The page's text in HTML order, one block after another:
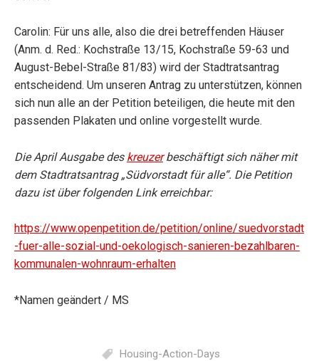
Carolin: Für uns alle, also die drei betreffenden Häuser
(Anm. d. Red.: Kochstraße 13/15, Kochstraße 59-63 und
August-Bebel-Straße 81/83) wird der Stadtratsantrag
entscheidend. Um unseren Antrag zu unterstützen, können
sich nun alle an der Petition beteiligen, die heute mit den
passenden Plakaten und online vorgestellt wurde.
Die April Ausgabe des kreuzerbeschäftigt sich näher mit
dem Stadtratsantrag „Südvorstadt für alle“. Die Petition
dazu ist über folgenden Link erreichbar:
https://www.openpetition.de/petition/online/suedvorstadt
-fuer-alle-sozial-und-oekologisch-sanieren-bezahlbaren-
kommunalen-wohnraum-erhalten
*Namen geändert / MS
Housing-Action-Days